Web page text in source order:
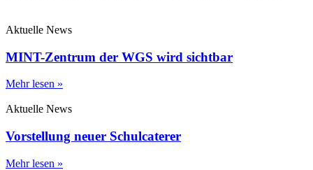
Aktuelle News
MINT-Zentrum der WGS wird sichtbar
Mehr lesen »
Aktuelle News
Vorstellung neuer Schulcaterer
Mehr lesen »